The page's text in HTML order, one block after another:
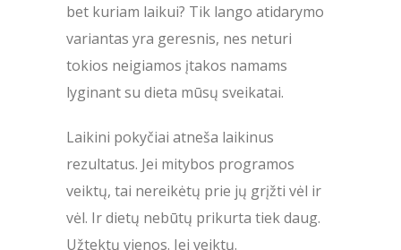
bet kuriam laikui? Tik lango atidarymo
variantas yra geresnis, nes neturi
tokios neigiamos įtakos namams
lyginant su dieta mūsų sveikatai.
Laikini pokyčiai atneša laikinus
rezultatus. Jei mitybos programos
veiktų, tai nereikėtų prie jų grįžti vėl ir
vėl. Ir dietų nebūtų prikurta tiek daug.
Užtektų vienos. Jei veiktų.